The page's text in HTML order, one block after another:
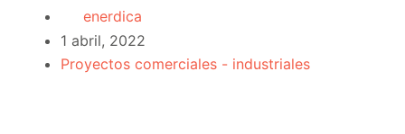
enerdica
1 abril, 2022
Proyectos comerciales - industriales